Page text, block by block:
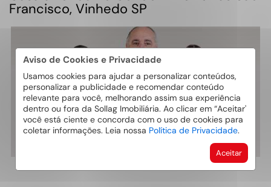
Aviso de Cookies e Privacidade
Usamos cookies para ajudar a personalizar conteúdos,
personalizar a publicidade e recomendar conteúdo
relevante para você, melhorando assim sua experiência
dentro ou fora da Sollag Imobiliária. Ao clicar em “Aceitar'
você está ciente e concorda com o uso de cookies para
coletar informações. Leia nossa Política de Privacidade.
Aceitar
Francisco, Vinhedo SP